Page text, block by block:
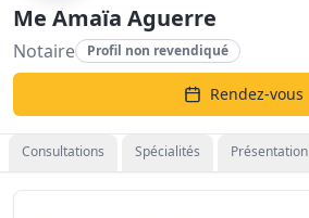
Me Amaïa Aguerre
Notaire Profil non revendiqué
Rendez-vous
Consultations Spécialités Présentation